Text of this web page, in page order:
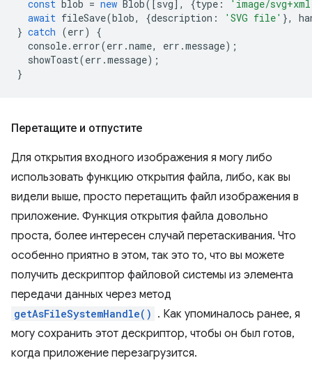
const blob = new Blob([svg], {type :
'image/
await fileSave(blob, {description : 'SVG file' },
} catch (err)
{
console. error(err .name, err .message);
showToast(err .message);
}
Перетащите и отпустите
Для открытия входного изображения я могу либо
использовать функцию открытия файла, либо, как вы
видели выше, просто перетащить файл изображения в
приложение. Функция открытия файла довольно
проста, более интересен случай перетаскивания. Что
особенно приятно в этом, так это то, что вы можете
получить дескриптор файловой системы из элемента
передачи данных через метод
getAsFileSystemHandle() . Как упоминалось ранее, я
могу сохранить этот дескриптор, чтобы он был готов,
когда приложение перезагрузится.